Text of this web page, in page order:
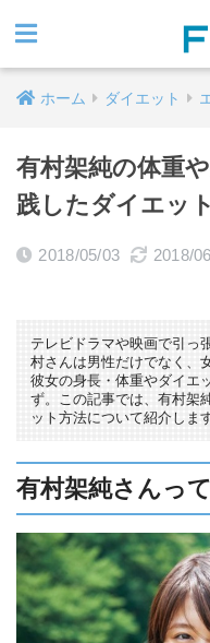
ホーム ダイエット
有村架純の体重
践したダイエッ
2018/05/03 2018/
テレビドラマや映画で引っ
村さんは男性だけでなく、
彼女の身長・体重やダイエ
ず。この記事では、有村架
ット方法について紹介します
有村架純さんっ